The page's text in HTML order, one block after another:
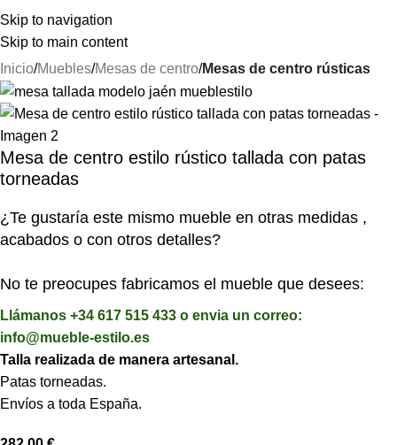
Skip to navigation
Skip to main content
⚡REALIZAMOS ENVÍOS A TODA ESPAÑA⚡
Inicio Muebles Mesas de centro Mesas de centro rústicas
Mesa de centro estilo rústico tallada con patas
torneadas
¿Te gustaría este mismo mueble en otras medidas ,
acabados o con otros detalles?
No te preocupes fabricamos el mueble que desees:
Llámanos +34 617 515 433 o envia un correo:
info@mueble-estilo.es
Talla realizada de manera artesanal.
Patas torneadas.
Envíos a toda España.